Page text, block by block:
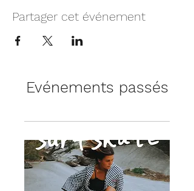
Partager cet événement
Evénements passés